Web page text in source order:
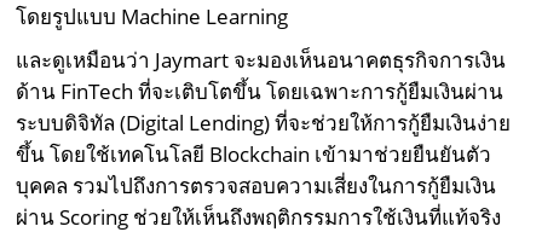
โดยรูปแบบ Machine Learning
และดูเหมือนว่า Jaymart จะมองเห็นอนาคตธุรกิจการเงิน
ด้าน FinTech ที่จะเติบโตขึ้น โดยเฉพาะการกู้ยืมเงินผ่าน
ระบบดิจิทัล (Digital Lending) ที่จะช่วยให้การกู้ยืมเงินง่าย
ขึ้น โดยใช้เทคโนโลยี Blockchain เข้ามาช่วยยืนยันตัว
บุคคล รวมไปถึงการตรวจสอบความเสี่ยงในการกู้ยืมเงิน
ผ่าน Scoring ช่วยให้เห็นถึงพฤติกรรมการใช้เงินที่แท้จริง